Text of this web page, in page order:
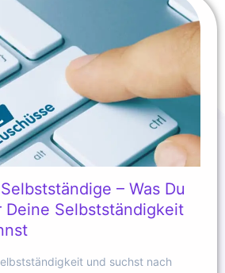
– Was Du
Deine Selbstständigkeit
und suchst nach